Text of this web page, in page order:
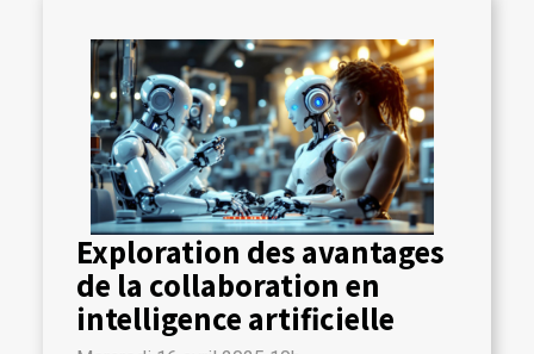
Exploration des avantages
de la collaboration en
intelligence artificielle